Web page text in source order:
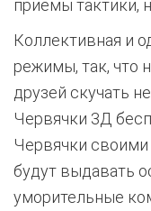
приемы тактики,
Коллективная и
режимы, так, что
друзей скучать
Червячки 3Д
Червячки
будут выдавать
уморительные